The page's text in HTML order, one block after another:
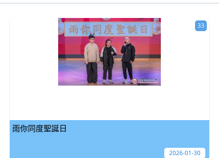
雨你同度聖誕日
33
2026-01-30